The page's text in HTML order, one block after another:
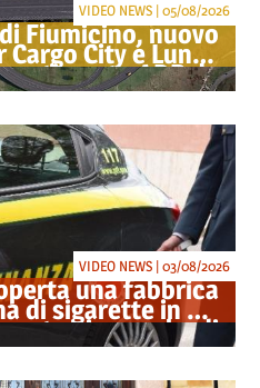
Fiumicino, nuovo
City e Lunga
ADR da
oltre 40 milioni
VIDEO NEWS | 05/08/2026
una fabbrica
di sigarette in via
1.350 kg di
tabacco
VIDEO NEWS | 03/08/2026